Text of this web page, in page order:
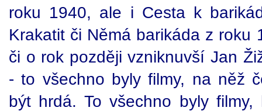
roku 1940, ale i Cesta k
Krakatit či Němá barikáda z roku
či o rok později vzniknuvší Jan
- to všechno byly filmy, na něž
být hrdá. To všechno byly filmy,